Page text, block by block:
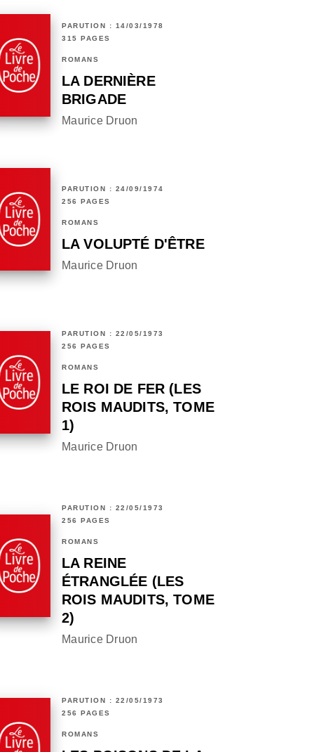
PARUTION : 14/03/1978
315 PAGES
ROMANS
LA DERNIÈRE
BRIGADE
Maurice Druon
PARUTION : 24/09/1974
256 PAGES
ROMANS
LA VOLUPTÉ D'ÊTRE
Maurice Druon
PARUTION : 22/05/1973
256 PAGES
ROMANS
LE ROI DE FER (LES
ROIS MAUDITS, TOME
1)
Maurice Druon
PARUTION : 22/05/1973
256 PAGES
ROMANS
LA REINE
ÉTRANGLÉE (LES
ROIS MAUDITS, TOME
2)
Maurice Druon
PARUTION : 22/05/1973
256 PAGES
ROMANS